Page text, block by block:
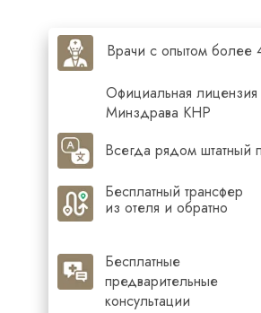
Врачи с опытом более
Всегда рядом штатный
Бесплатный трансфер
из отеля и обратно
Бесплатные
предварительные
консультации
Официальная лицензия
Минздрава КНР